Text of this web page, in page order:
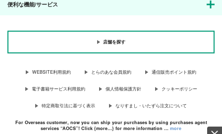
便利な機能/サービス
店舗を探す
WEBSITE利用規約 とらのあな会員規約 通信販売ポイント規約
電子書籍サービス利用規約 個人情報保護方針 クッキーポリシー
特定商取引法に基づく表示 なりすまし・いたずら注文について
For Overseas customer, now you can ship your purchases by using purchases agent
services “AOCS”! Click {more…} for more information … more